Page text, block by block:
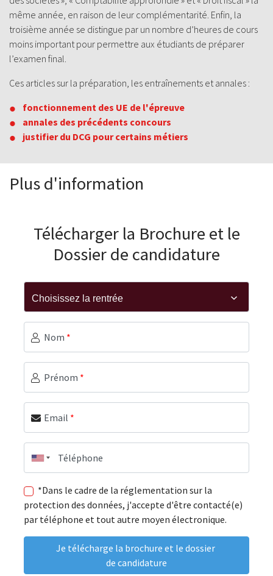
même année, en raison de leur complémentarité. Enfin, la
troisième année se distingue par un nombre d’heures de cours
moins important pour permettre aux étudiants de préparer
l’examen final.
Ces articles sur la préparation, les entraînements et annales :
fonctionnement des UE de l'épreuve
annales des précédents concours
justifier du DCG pour certains métiers
Plus d'information
Télécharger la Brochure et le
Dossier de candidature
Nom *
Prénom *
Email *
Téléphone
*Dans le cadre de la réglementation sur la
protection des données, j'accepte d'être contacté(e)
par téléphone et tout autre moyen électronique.